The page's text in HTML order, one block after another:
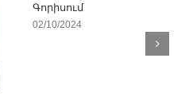
Գորիսում
02/10/2024